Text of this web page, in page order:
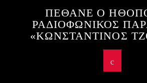
ΠΕΘΑΝΕ Ο
ΡΑΔΙΟΦΩΝΙΚΟΣ
«ΚΩΝΣΤΑΝΤΙΝΟΣ